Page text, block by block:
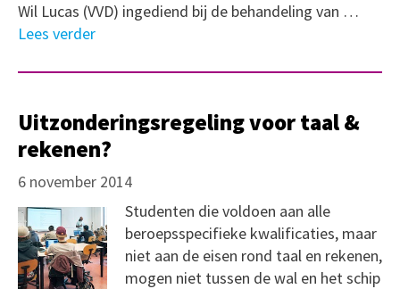
Wil Lucas (VVD) ingediend bij de behandeling van …
Lees verder
Uitzonderingsregeling voor taal &
rekenen?
6 november 2014
Studenten die voldoen aan alle
beroepsspecifieke kwalificaties, maar
niet aan de eisen rond taal en rekenen,
mogen niet tussen de wal en het schip